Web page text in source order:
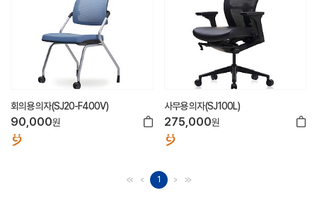
회의용 의자(SJ20-F400V)
90,000원
사무용 의자(SJ100L)
275,000원
1